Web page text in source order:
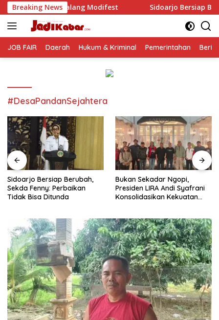
Langsung
ke
konten
Breaking News
Modifest Sidoarjo Bersiap Berubah, Sekda
JOB FAIR Daerah Hukum & Kriminal Pemerintahan
#DesaPandanSejahtera
Sidoarjo Bersiap Berubah,
Sekda Fenny: Perbaikan
Tidak Bisa Ditunda
Bukan Sekadar Ngopi,
Presiden LIRA Andi Syafrani
Konsolidasikan Kekuatan